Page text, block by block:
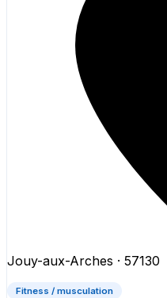
Jouy-aux-Arches · 57130
Fitness / musculation